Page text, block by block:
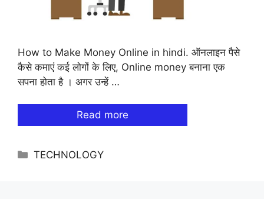
How to Make Money Online in hindi. ऑनलाइन पैसे
कैसे कमाएं कई लोगों के लिए, Online money बनाना एक
सपना होता है । अगर उन्हें …
Read more
Categories
TECHNOLOGY